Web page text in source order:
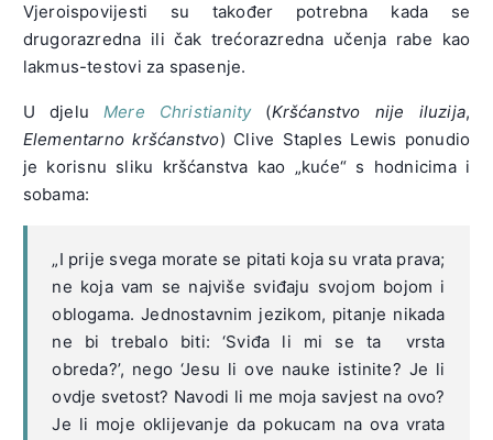
Vjeroispovijesti su također potrebna kada se
drugorazredna ili čak trećorazredna učenja rabe kao
lakmus-testovi za spasenje.
U djeluMere Christianity(Kršćanstvo nije iluzija,
Elementarno kršćanstvo) Clive Staples Lewis ponudio
je korisnu sliku kršćanstva kao „kuće“ s hodnicima i
sobama:
„I prije svega morate se pitati koja su vrata prava;
ne koja vam se najviše sviđaju svojom bojom i
oblogama. Jednostavnim jezikom, pitanje nikada
ne bi trebalo biti: ‘Sviđa li mi se ta vrsta
obreda?’, nego ‘Jesu li ove nauke istinite? Je li
ovdje svetost? Navodi li me moja savjest na ovo?
Je li moje oklijevanje da pokucam na ova vrata